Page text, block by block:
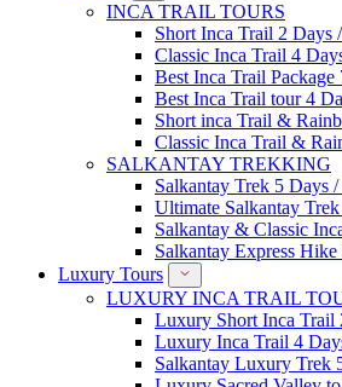
INCA TRAIL TOURS
Short Inca Trail 2 Days
Classic Inca Trail 4
Best Inca Trail
Best Inca Trail tour 4
Short inca Trail &
Classic Inca Trail &
SALKANTAY TREKKING
Salkantay Trek 5 Days
Ultimate Salkantay
Salkantay & Classic
Salkantay Express
Luxury Tours
LUXURY INCA TRAIL
Luxury Short Inca Trail
Luxury Inca Trail 4
Salkantay Luxury Trek